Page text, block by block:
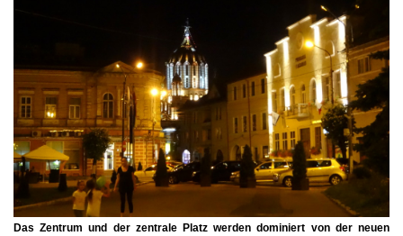
Das Zentrum und der zentrale Platz werden dominiert von der neuen